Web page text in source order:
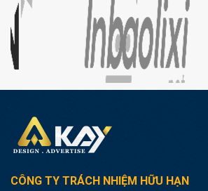
CÔNG TY TRÁCH NHIỆM HỮU HẠN